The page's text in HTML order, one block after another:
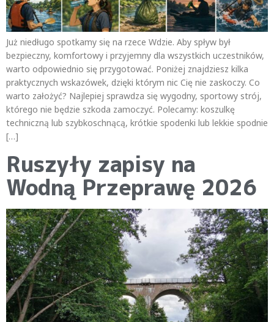
Już niedługo spotkamy się na rzece Wdzie. Aby spływ był
bezpieczny, komfortowy i przyjemny dla wszystkich uczestników,
warto odpowiednio się przygotować. Poniżej znajdziesz kilka
praktycznych wskazówek, dzięki którym nic Cię nie zaskoczy. Co
warto założyć? Najlepiej sprawdza się wygodny, sportowy strój,
którego nie będzie szkoda zamoczyć. Polecamy: koszulkę
techniczną lub szybkoschnącą, krótkie spodenki lub lekkie spodnie
[…]
Ruszyły zapisy na
Wodną Przeprawę 2026